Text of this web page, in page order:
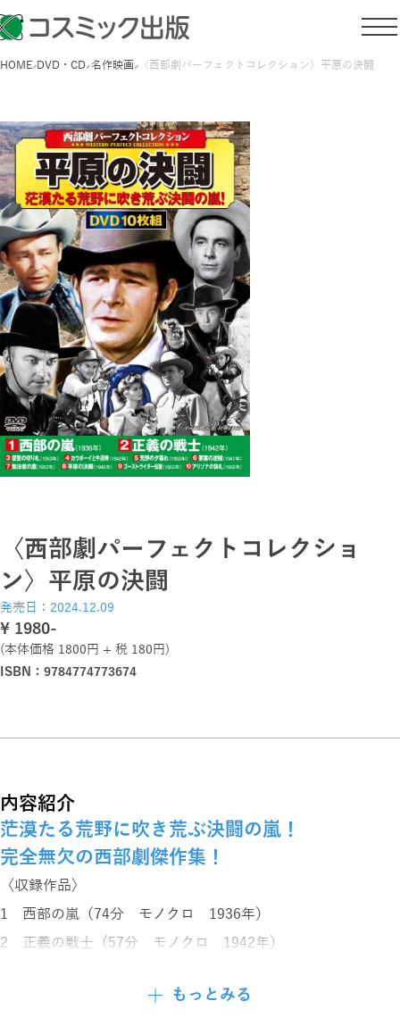
HOME DVD・CD 名作映画 〈西部劇パーフェクトコレクション〉平原の決闘
〈西部劇パーフェクトコレクショ
ン〉平原の決闘
発売日：2024.12.09
\ 1980-
(本体価格 1800円 + 税 180円)
ISBN：9784774773674
内容紹介
茫漠たる荒野に吹き荒ぶ決闘の嵐！
完全無欠の西部劇傑作集！
〈収録作品〉
1 西部の嵐（74分 モノクロ 1936年）
2 正義の戦士（57分 モノクロ 1942年）
4 カウボーイと牛泥棒（56分 モノクロ 1942年）
もっとみる